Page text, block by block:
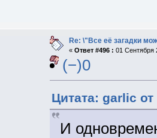
Re: \"Все её загадки
« Ответ #496 : 01 Сентября
(−)0
Цитата: garlic
И